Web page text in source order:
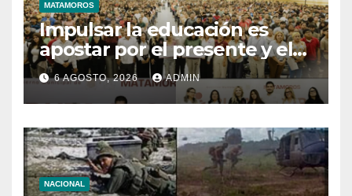
MATAMOROS
Impulsar la educación es
apostar por el presente y el
futuro de Matamoros
6 AGOSTO, 2026 ADMIN
NACIONAL